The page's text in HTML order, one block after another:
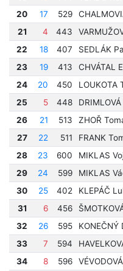
20
17 529
21
4 443
22
18 407 SEDLÁK
23
19 413 CHVÁTAL
24
20 450 LOUKOTA
25
5 448
26
21 513 ZHOŘ
27
22 511 FRANK
28
23 600 MIKLAS
29
24 599 MIKLAS
30
25 402 KLEPÁČ
31
6 456
32
26 595 KONEČNÝ
33
7 594
34
8 596